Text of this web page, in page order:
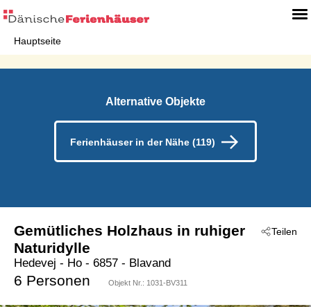
Hauptseite
Alternative Objekte
Ferienhäuser in der Nähe (119)
Teilen
Gemütliches Holzhaus in ruhiger
Naturidylle
Hedevej - Ho - 6857 - Blavand
6 Personen Objekt Nr.: 1031-BV311